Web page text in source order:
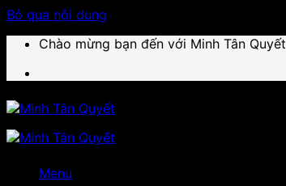
Bỏ qua nội dung
Chào mừng bạn đến với Minh Tân Quyết
Menu